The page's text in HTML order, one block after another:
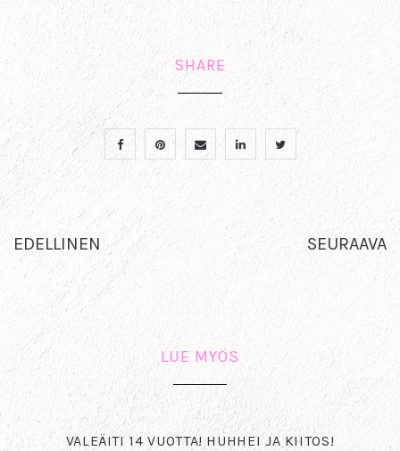
SHARE
EDELLINEN SEURAAVA
LUE MYÖS
VALEÄITI 14 VUOTTA! HUHHEI JA KIITOS!